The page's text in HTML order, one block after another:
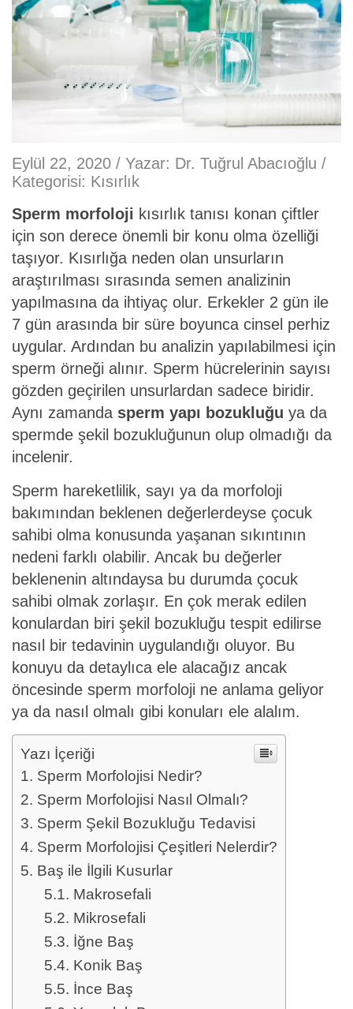
Eylül 22, 2020 / Yazar: Dr. Tuğrul Abacıoğlu /
Kategorisi: Kısırlık
Sperm morfoloji kısırlık tanısı konan çiftler
için son derece önemli bir konu olma özelliği
taşıyor. Kısırlığa neden olan unsurların
araştırılması sırasında semen analizinin
yapılmasına da ihtiyaç olur. Erkekler 2 gün ile
7 gün arasında bir süre boyunca cinsel perhiz
uygular. Ardından bu analizin yapılabilmesi için
sperm örneği alınır. Sperm hücrelerinin sayısı
gözden geçirilen unsurlardan sadece biridir.
Aynı zamanda sperm yapı bozukluğu ya da
spermde şekil bozukluğunun olup olmadığı da
incelenir.
Sperm hareketlilik, sayı ya da morfoloji
bakımından beklenen değerlerdeyse çocuk
sahibi olma konusunda yaşanan sıkıntının
nedeni farklı olabilir. Ancak bu değerler
beklenenin altındaysa bu durumda çocuk
sahibi olmak zorlaşır. En çok merak edilen
konulardan biri şekil bozukluğu tespit edilirse
nasıl bir tedavinin uygulandığı oluyor. Bu
konuyu da detaylıca ele alacağız ancak
öncesinde sperm morfoloji ne anlama geliyor
ya da nasıl olmalı gibi konuları ele alalım.
Yazı İçeriği
Sperm Morfolojisi Nedir?
Sperm Morfolojisi Nasıl Olmalı?
Sperm Şekil Bozukluğu Tedavisi
Sperm Morfolojisi Çeşitleri Nelerdir?
Baş ile İlgili Kusurlar
Makrosefali
Mikrosefali
İğne Baş
Konik Baş
İnce Baş